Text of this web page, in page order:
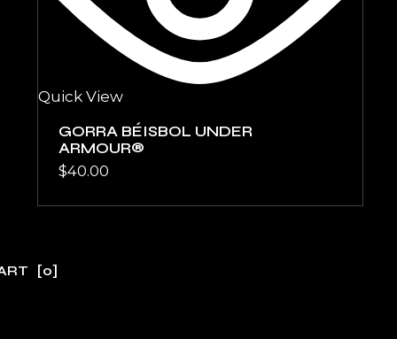
Quick View
GORRA BÉISBOL UNDER
ARMOUR®
$40.00
[0]